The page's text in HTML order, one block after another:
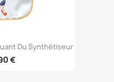
Du Synthétiseur
€